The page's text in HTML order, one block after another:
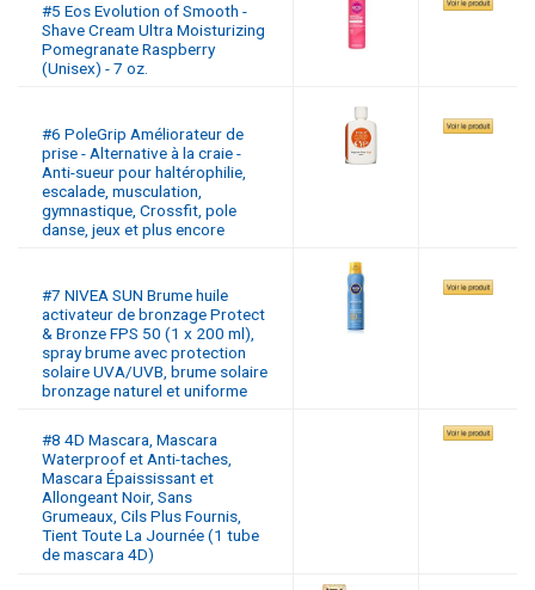
#5 Eos Evolution of Smooth -
Shave Cream Ultra Moisturizing
Pomegranate Raspberry
(Unisex) - 7 oz.
#6 PoleGrip Améliorateur de
prise - Alternative à la craie -
Anti-sueur pour haltérophilie,
escalade, musculation,
gymnastique, Crossfit, pole
danse, jeux et plus encore
#7 NIVEA SUN Brume huile
activateur de bronzage Protect
& Bronze FPS 50 (1 x 200 ml),
spray brume avec protection
solaire UVA/UVB, brume solaire
bronzage naturel et uniforme
#8 4D Mascara, Mascara
Waterproof et Anti-taches,
Mascara Épaississant et
Allongeant Noir, Sans
Grumeaux, Cils Plus Fournis,
Tient Toute La Journée (1 tube
de mascara 4D)